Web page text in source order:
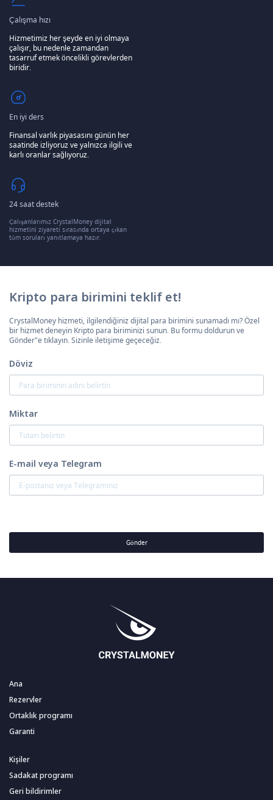
Çalışma hızı
Hizmetimiz her şeyde en iyi olmaya
çalışır, bu nedenle zamandan
tasarruf etmek öncelikli görevlerden
biridir.
En iyi ders
Finansal varlık piyasasını günün her
saatinde izliyoruz ve yalnızca ilgili ve
karlı oranlar sağlıyoruz.
24 saat destek
Çalışanlarımız CrystalMoney dijital
hizmetini ziyareti sırasında ortaya çıkan
tüm soruları yanıtlamaya hazır.
Kripto para birimini teklif et!
CrystalMoney hizmeti, ilgilendiğiniz dijital para birimini sunamadı mı? Özel
bir hizmet deneyin Kripto para biriminizi sunun. Bu formu doldurun ve
Gönder"e tıklayın. Sizinle iletişime geçeceğiz.
Döviz
Miktar
E-mail veya Telegram
Gönder
Ana
Rezervler
Ortaklık programı
Garanti
Kişiler
Sadakat programı
Geri bildirimler